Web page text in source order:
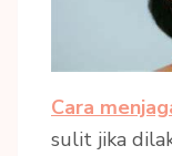
Cara
sulit jika